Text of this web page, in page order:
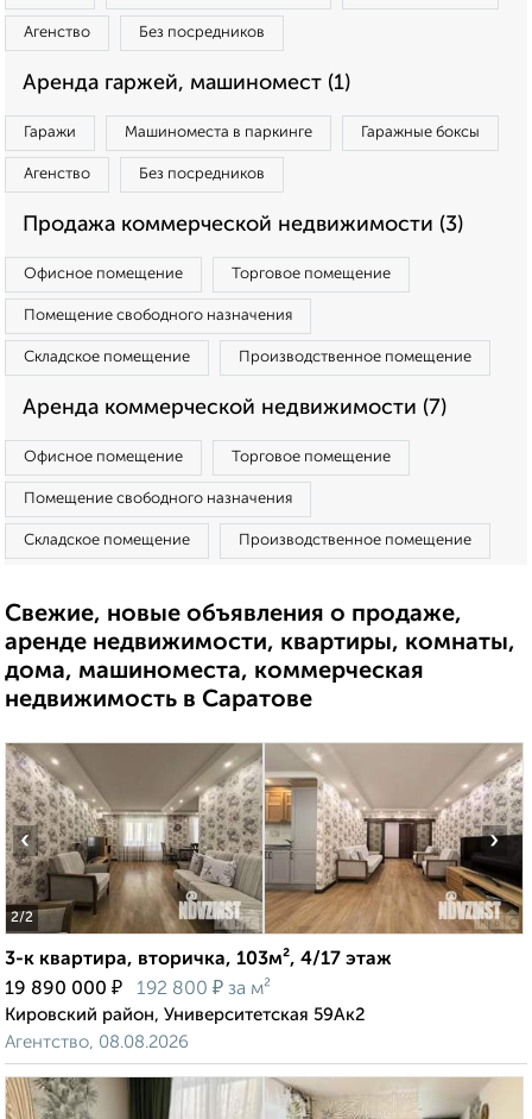
Агенство Без посредников
Аренда гаржей, машиномест (1)
Гаражи Машиноместа в паркинге Гаражные боксы
Агенство Без посредников
Продажа коммерческой недвижимости (3)
Офисное помещение Торговое помещение
Помещение свободного назначения
Складское помещение Производственное помещение
Аренда коммерческой недвижимости (7)
Офисное помещение Торговое помещение
Помещение свободного назначения
Складское помещение Производственное помещение
Свежие, новые объявления о продаже,
аренде недвижимости, квартиры, комнаты,
дома, машиноместа, коммерческая
недвижимость в Саратове
2/2
‹ ›
3-к квартира, вторичка, 103м², 4/17 этаж
19 890 000 ₽ 192 800 ₽ за м²
Кировский район, Университетская 59Ак2
Агентство, 08.08.2026